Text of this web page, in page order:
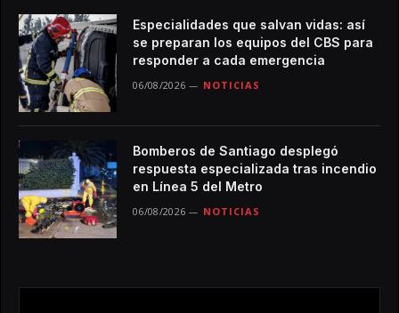
Especialidades que salvan vidas: así
se preparan los equipos del CBS para
responder a cada emergencia
06/08/2026 NOTICIAS
Bomberos de Santiago desplegó
respuesta especializada tras incendio
en Línea 5 del Metro
06/08/2026 NOTICIAS